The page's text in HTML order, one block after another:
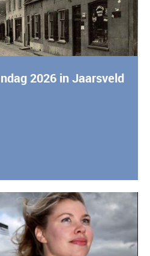
2026 in Jaarsveld